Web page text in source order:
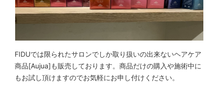
FIDUでは限られたサロンでしか取り扱いの出来ないヘアケア
商品[Aujua]も販売しております。商品だけの購入や施術中に
もお試し頂けますのでお気軽にお申し付けください。